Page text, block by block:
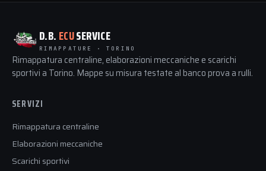
D.B. ECUSERVICE
RIMAPPATURE · TORINO
Rimappatura centraline, elaborazioni meccaniche e scarichi
sportivi a Torino. Mappe su misura testate al banco prova a rulli.
SERVIZI
Rimappatura centraline
Elaborazioni meccaniche
Scarichi sportivi